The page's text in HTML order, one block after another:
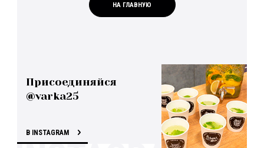
НА ГЛАВНУЮ
Присоединяйся
@varka25
В INSTAGRAM